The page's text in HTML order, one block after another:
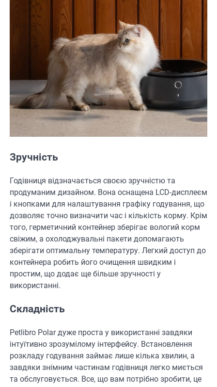
Зручність
Годівниця відзначається своєю зручністю та
продуманим дизайном. Вона оснащена LCD-дисплеєм
і кнопками для налаштування графіку годування, що
дозволяє точно визначити час і кількість корму. Крім
того, герметичний контейнер зберігає вологий корм
свіжим, а охолоджувальні пакети допомагають
зберігати оптимальну температуру. Легкий доступ до
контейнера робить його очищення швидким і
простим, що додає ще більше зручності у
використанні.
Складність
Petlibro Polar дуже проста у використанні завдяки
інтуїтивно зрозумілому інтерфейсу. Встановлення
розкладу годування займає лише кілька хвилин, а
завдяки знімним частинам годівниця легко миється
та обслуговується. Все, що вам потрібно зробити, це